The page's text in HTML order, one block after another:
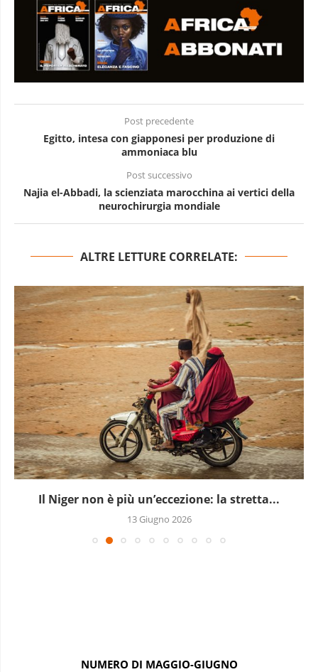
Post precedente
Egitto, intesa con giapponesi per produzione di
ammoniaca blu
Post successivo
Najia el-Abbadi, la scienziata marocchina ai vertici della
neurochirurgia mondiale
ALTRE LETTURE CORRELATE:
Il Niger non è più un’eccezione: la stretta...
13 Giugno 2026
NUMERO DI MAGGIO-GIUGNO